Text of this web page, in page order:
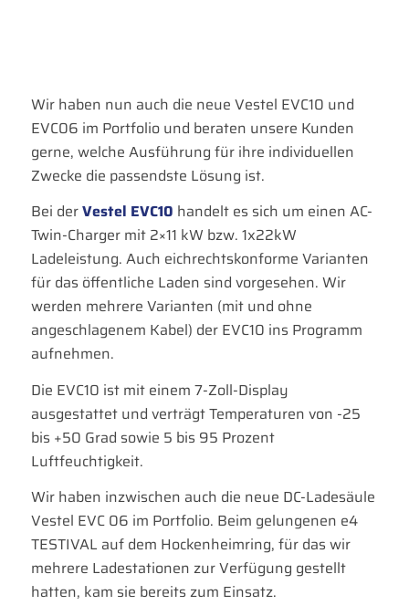
Wir haben nun auch die neue Vestel EVC10 und
EVC06 im Portfolio und beraten unsere Kunden
gerne, welche Ausführung für ihre individuellen
Zwecke die passendste Lösung ist.
Bei derVestel EVC10 handelt es sich um einen AC-
Twin-Charger mit 2×11 kW bzw. 1x22kW
Ladeleistung. Auch eichrechtskonforme Varianten
für das öffentliche Laden sind vorgesehen. Wir
werden mehrere Varianten (mit und ohne
angeschlagenem Kabel) der EVC10 ins Programm
aufnehmen.
Die EVC10 ist mit einem 7-Zoll-Display
ausgestattet und verträgt Temperaturen von -25
bis +50 Grad sowie 5 bis 95 Prozent
Luftfeuchtigkeit.
Wir haben inzwischen auch die neue DC-Ladesäule
Vestel EVC 06 im Portfolio. Beim gelungenen e4
TESTIVAL auf dem Hockenheimring, für das wir
mehrere Ladestationen zur Verfügung gestellt
hatten, kam sie bereits zum Einsatz.